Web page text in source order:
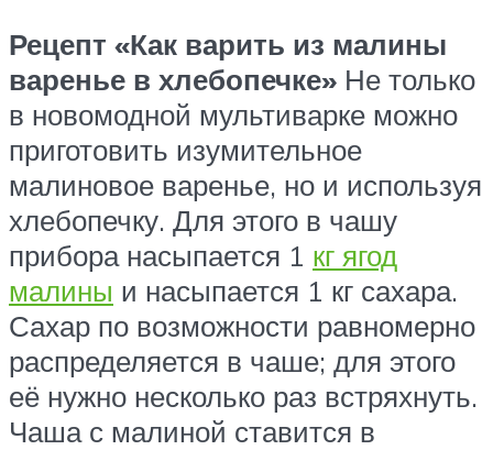
Рецепт «Как варить из малины
варенье в хлебопечке» Не только
в новомодной мультиварке можно
приготовить изумительное
малиновое варенье, но и используя
хлебопечку. Для этого в чашу
прибора насыпается 1 кг ягод
малины и насыпается 1 кг сахара.
Сахар по возможности равномерно
распределяется в чаше; для этого
её нужно несколько раз встряхнуть.
Чаша с малиной ставится в